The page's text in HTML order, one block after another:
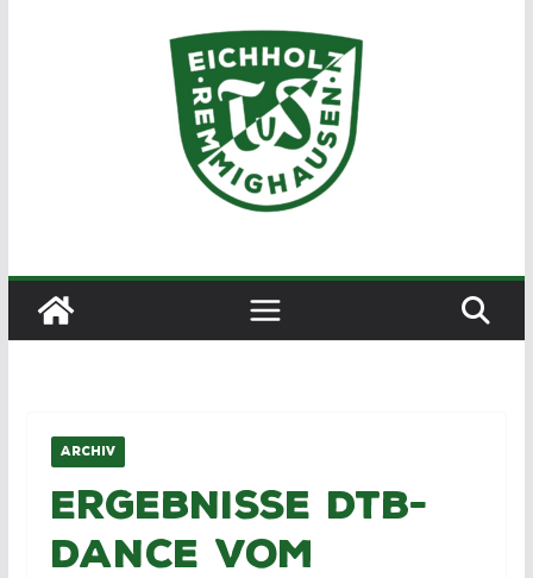
ARCHIV
Ergebnisse DTB-
Dance vom